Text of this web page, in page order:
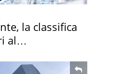
la classifica
al